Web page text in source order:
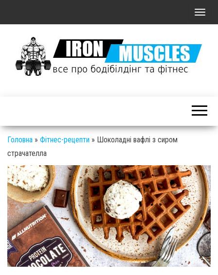
П
к
а
ь
/
р
ы
т
ь
н
а
в
и
бодібілдинг
і фітнес
Головна » Фітнес-рецепти » Шоколадні вафлі з сиром
страчателла